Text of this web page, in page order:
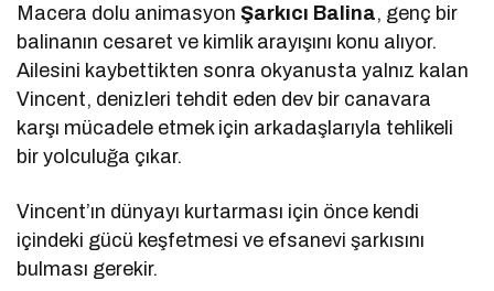
Macera dolu animasyonŞarkıcı Balina, genç bir
balinanın cesaret ve kimlik arayışını konu alıyor.
Ailesini kaybettikten sonra okyanusta yalnız kalan
Vincent, denizleri tehdit eden dev bir canavara
karşı mücadele etmek için arkadaşlarıyla tehlikeli
bir yolculuğa çıkar.
Vincent’ın dünyayı kurtarması için önce kendi
içindeki gücü keşfetmesi ve efsanevi şarkısını
bulması gerekir.